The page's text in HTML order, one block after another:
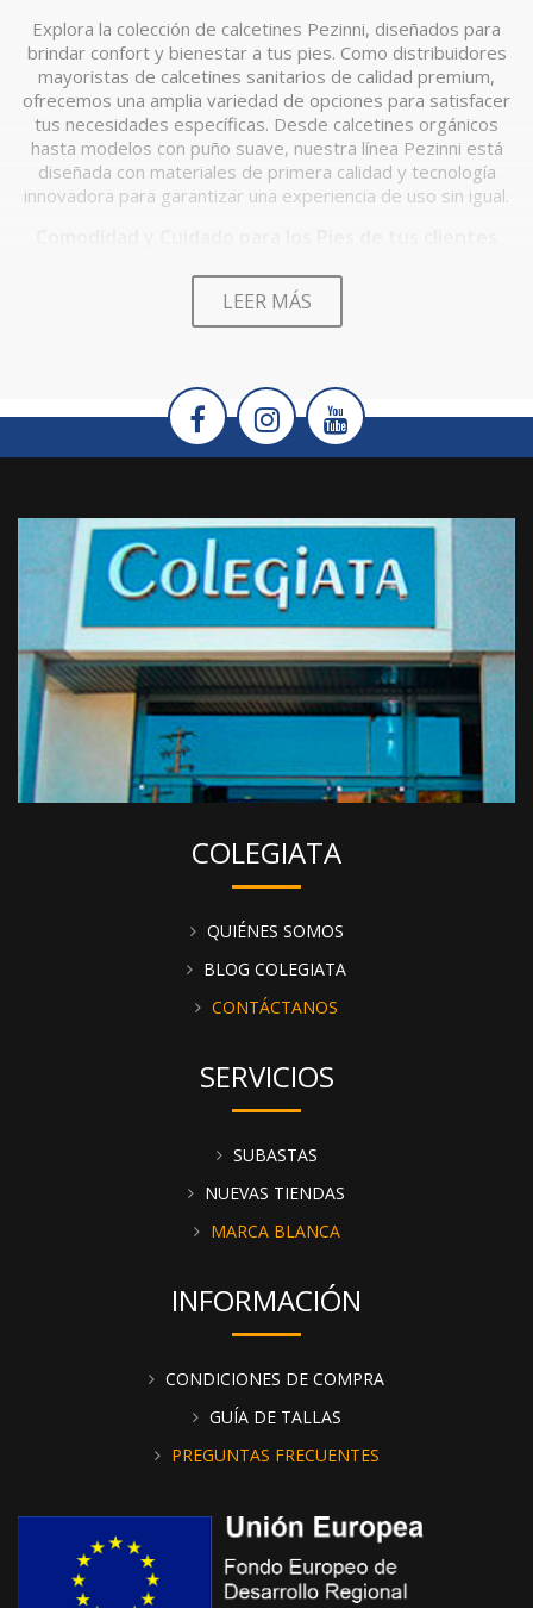
Explora la colección de calcetines Pezinni, diseñados para
brindar confort y bienestar a tus pies. Como distribuidores
mayoristas de calcetines sanitarios de calidad premium,
ofrecemos una amplia variedad de opciones para satisfacer
tus necesidades específicas. Desde calcetines orgánicos
hasta modelos con puño suave, nuestra línea Pezinni está
diseñada con materiales de primera calidad y tecnología
innovadora para garantizar una experiencia de uso sin igual.
Los calcetines sanitarios Pezinni están diseñados para
proporcionar comodidad durante todo el día sin sacrificar la
salud de sus pies. Con un diseño que no aprieta y un puño
de sus pies. Además, los tejidos orgánicos garantizan una
experiencia natural y respetuosa con el medio ambiente.
En nuestra web puedes comprar Calcetines Pezzini al por
productos de la marca disponibles. Recuerda que puedes
ayudarte de la pestaña "filtros" para encontrar productos
de forma más rápida y eficaz.
LEER MÁS
COLEGIATA
QUIÉNES SOMOS
BLOG COLEGIATA
CONTÁCTANOS
SERVICIOS
SUBASTAS
NUEVAS TIENDAS
MARCA BLANCA
INFORMACIÓN
CONDICIONES DE COMPRA
GUÍA DE TALLAS
PREGUNTAS FRECUENTES